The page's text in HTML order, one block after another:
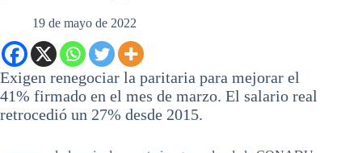
19 de mayo de 2022
Exigen renegociar la paritaria para mejorar el
41% firmado en el mes de marzo. El salario real
retrocedió un 27% desde 2015.